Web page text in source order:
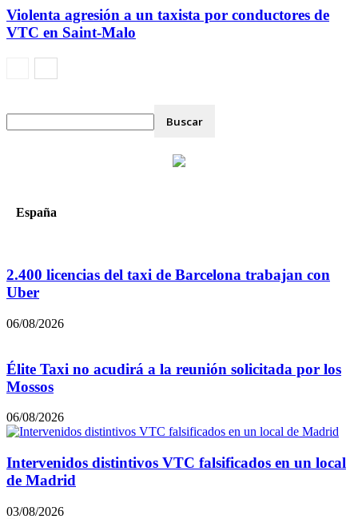
Violenta agresión a un taxista por conductores de
VTC en Saint-Malo
España
2.400 licencias del taxi de Barcelona trabajan con
Uber
06/08/2026
Élite Taxi no acudirá a la reunión solicitada por los
Mossos
06/08/2026
Intervenidos distintivos VTC falsificados en un local
de Madrid
03/08/2026